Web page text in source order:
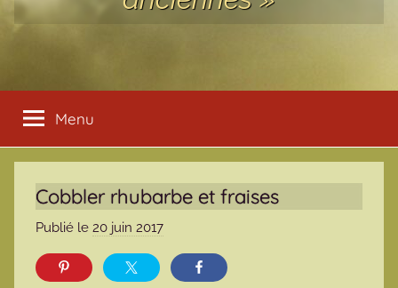
Menu
Cobbler rhubarbe et fraises
Publié le 20 juin 2017